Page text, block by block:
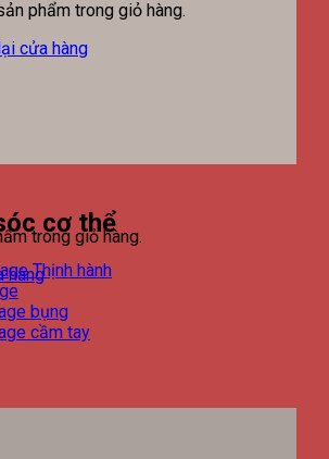
phẩm trong giỏ hàng.
cửa hàng
trong giỏ hàng.
hàng
cơ thể
bụng
cầm tay